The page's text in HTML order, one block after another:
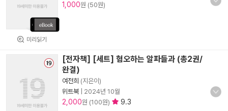
미리읽기
1,000원 (50원)
[전자책] [세트] 혐오하는 알파들과 (총2권/
완결)
여전희 (지은이)
위트북
2024년 10월
2,000원 (100원) 9.3